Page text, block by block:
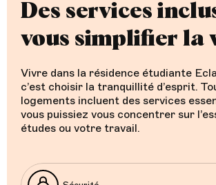
Des services
vous simplifier la
Vivre dans la résidence étudiante
c’est choisir la tranquillité d’esprit.
logements incluent des services
vous puissiez vous concentrer sur
études ou votre travail.